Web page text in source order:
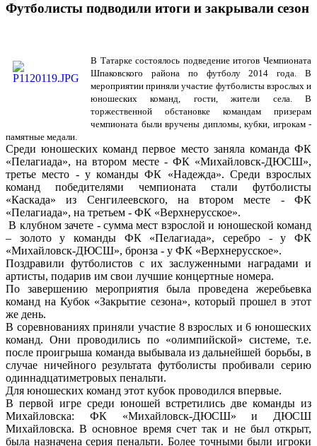
Футболисты подводили итоги и закрывали сезон
В Татарке состоялось подведение итогов Чемпионата
Шпаковского района по футболу 2014 года. В
мероприятии приняли участие футболисты взрослых и
юношеских команд, гости, жители села. В
торжественной обстановке командам призерам
чемпионата были вручены дипломы, кубки, игрокам -
памятные медали.
Среди юношеских команд первое место заняла команда ФК
«Пелагиада», на втором месте - ФК «Михайловск-ДЮСШ»,
третье место - у команды ФК «Надежда». Среди взрослых
команд победителями чемпионата стали футболисты
«Каскада» из Сенгилеевского, на втором месте - ФК
«Пелагиада», на третьем - ФК «Верхнерусское».
В клубном зачете - сумма мест взрослой и юношеской команд
– золото у команды ФК «Пелагиада», серебро - у ФК
«Михайловск-ДЮСШ», бронза - у ФК «Верхнерусское».
Поздравили футболистов с их заслуженными наградами и
артисты, подарив им свои лучшие концертные номера.
По завершению мероприятия была проведена жеребьевка
команд на Кубок «Закрытие сезона», который прошел в этот
же день.
В соревнованиях приняли участие 8 взрослых и 6 юношеских
команд. Они проводились по «олимпийской» системе, т.е.
после проигрыша команда выбывала из дальнейшей борьбы, в
случае ничейного результата футболисты пробивали серию
одиннадцатиметровых пенальти.
Для юношеских команд этот кубок проводился впервые.
В первой игре среди юношей встретились две команды из
Михайловска: ФК «Михайловск-ДЮСШ» и ДЮСШ
Михайловска. В основное время счет так и не был открыт,
была назначена серия пенальти. Более точными были игроки